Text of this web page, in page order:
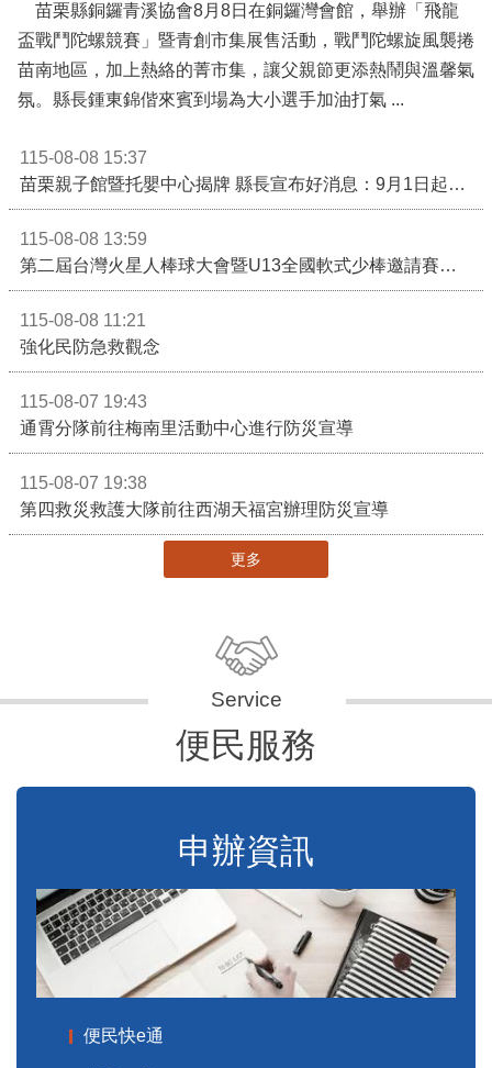
苗栗縣銅鑼青溪協會8月8日在銅鑼灣會館，舉辦「飛龍
盃戰鬥陀螺競賽」暨青創市集展售活動，戰鬥陀螺旋風襲捲
苗南地區，加上熱絡的菁市集，讓父親節更添熱鬧與溫馨氣
氛。縣長鍾東錦偕來賓到場為大小選手加油打氣 ...
115-08-08 15:37
苗栗親子館暨托嬰中心揭牌 縣長宣布好消息：9月1日起調降臨時托嬰費用
115-08-08 13:59
第二屆台灣火星人棒球大會暨U13全國軟式少棒邀請賽在苗栗舉辦
115-08-08 11:21
強化民防急救觀念
115-08-07 19:43
通霄分隊前往梅南里活動中心進行防災宣導
115-08-07 19:38
第四救災救護大隊前往西湖天福宮辦理防災宣導
更多
便民服務
申辦資訊
便民快e通